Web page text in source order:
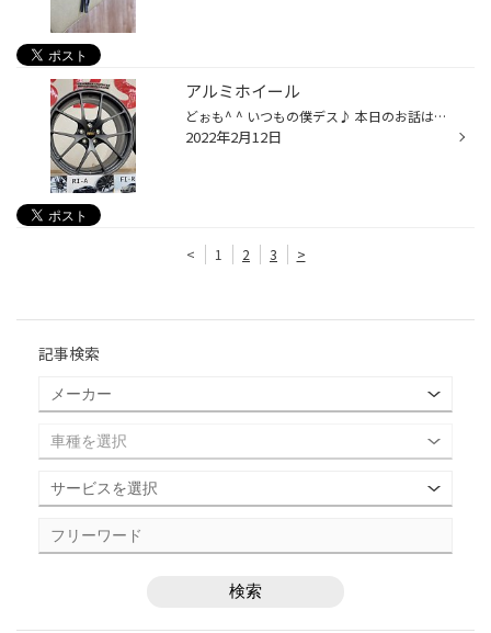
アルミホイール
どぉも^ ^ いつもの僕デス♪ 本日のお話は… アルミホイールのちょっとしたお話デスw 昨年末にアルミホイールを 御予約されたお客様が先日、ご来店され… 納期を再度確認したところ… 納期が伸びてました(＞人＜;) メーカーからの返答はやっぱり部材不足…コロナの影響で部材がかなり入ってこないとのこ...
2022年2月12日
< 1 2 3 >
記事検索